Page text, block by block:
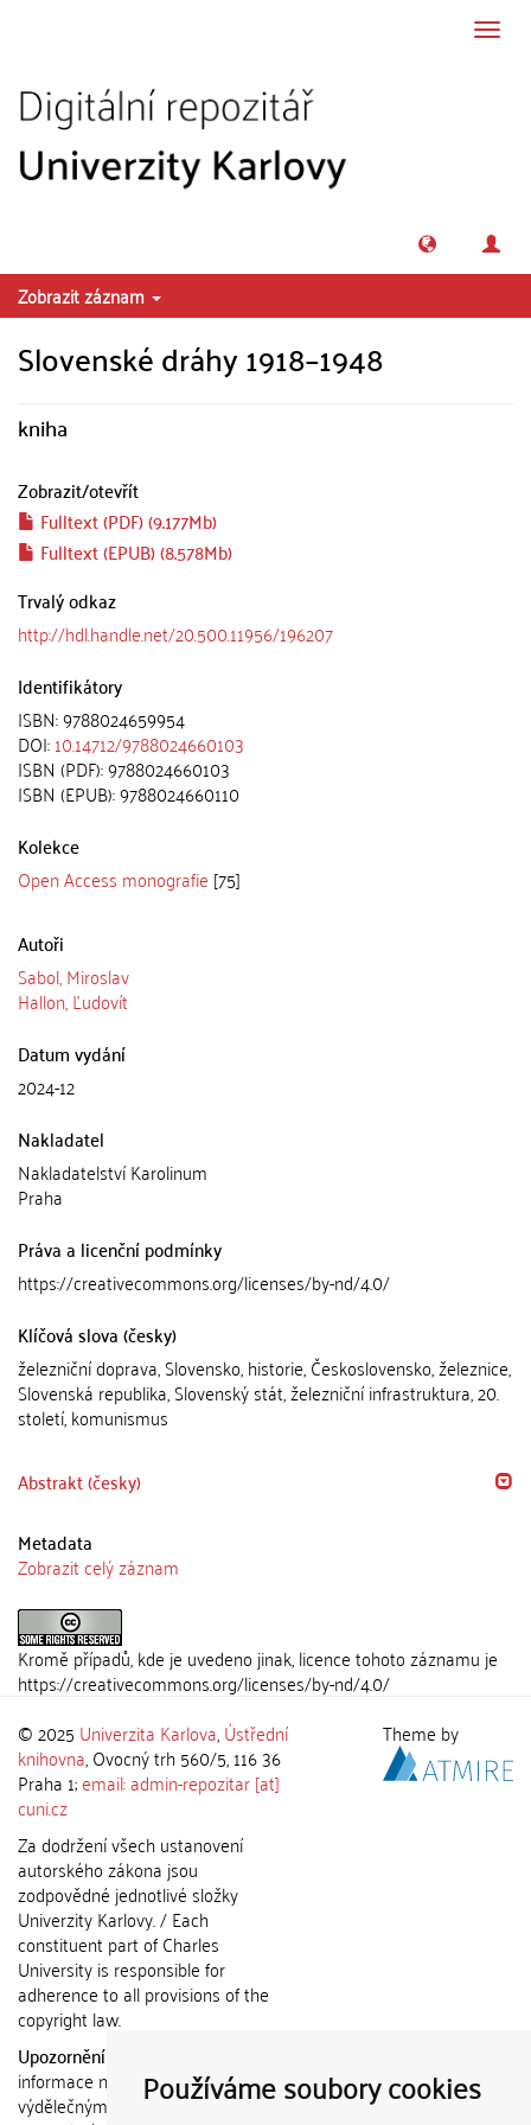
Používáme soubory cookies
Zobrazit záznam
Slovenské dráhy 1918–1948
kniha
Zobrazit/otevřít
Fulltext (PDF) (9.177Mb)
Fulltext (EPUB) (8.578Mb)
Trvalý odkaz
http://hdl.handle.net/20.500.11956/196207
Identifikátory
ISBN: 9788024659954
DOI:10.14712/9788024660103
ISBN (PDF): 9788024660103
ISBN (EPUB): 9788024660110
Kolekce
Open Access monografie [75]
Autoři
Sabol, Miroslav
Hallon, Ľudovít
Datum vydání
2024-12
Nakladatel
Nakladatelství Karolinum
Praha
Práva a licenční podmínky
https://creativecommons.org/licenses/by-nd/4.0/
Klíčová slova (česky)
železniční doprava, Slovensko, historie, Československo, železnice,
Slovenská republika, Slovenský stát, železniční infrastruktura, 20.
století, komunismus
Abstrakt (česky)
Metadata
Zobrazit celý záznam
Kromě případů, kde je uvedeno jinak, licence tohoto záznamu je
https://creativecommons.org/licenses/by-nd/4.0/
© 2025 Univerzita Karlova,Ústřední
knihovna, Ovocný trh 560/5, 116 36
Praha 1;email: admin-repozitar [at]
cuni.cz
Za dodržení všech ustanovení
autorského zákona jsou
zodpovědné jednotlivé složky
Univerzity Karlovy. / Each
constituent part of Charles
University is responsible for
adherence to all provisions of the
copyright law.
Upozornění / Notice:
informace nemohou být použity k
výdělečným účelům nebo vydávány
Theme by